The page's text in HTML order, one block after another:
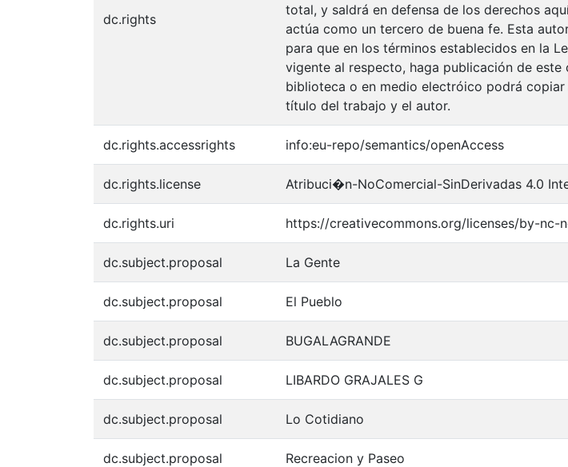
dc.rights
total, y saldrá en defensa de los derechos
actúa como un tercero de buena fe. Esta
para que en los términos establecidos en la
vigente al respecto, haga publicación de
biblioteca o en medio electróico podrá
título del trabajo y el autor.
dc.rights.accessrights info:eu-repo/semantics/openAccess
dc.rights.license Atribuci�n-NoComercial-SinDerivadas 4.0
dc.rights.uri https://creativecommons.org/licenses/by-nc-
dc.subject.proposal La Gente
dc.subject.proposal El Pueblo
dc.subject.proposal BUGALAGRANDE
dc.subject.proposal LIBARDO GRAJALES G
dc.subject.proposal Lo Cotidiano
dc.subject.proposal Recreacion y Paseo